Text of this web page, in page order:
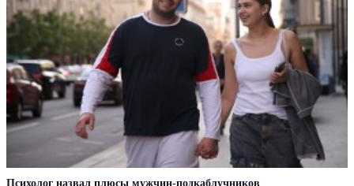
Психолог назвал плюсы мужчин-подкаблучников